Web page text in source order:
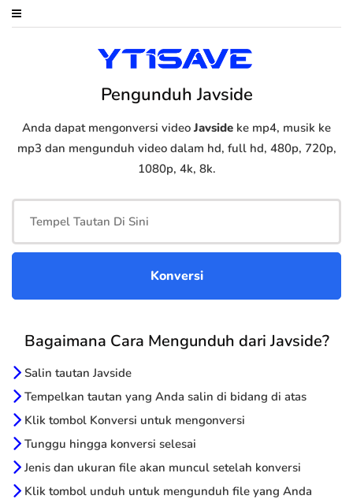
Pengunduh Javside
Anda dapat mengonversi videoJavside ke mp4, musik ke
mp3 dan mengunduh video dalam hd, full hd, 480p, 720p,
1080p, 4k, 8k.
Bagaimana Cara Mengunduh dari Javside?
Salin tautan Javside
Tempelkan tautan yang Anda salin di bidang di atas
Klik tombol Konversi untuk mengonversi
Tunggu hingga konversi selesai
Jenis dan ukuran file akan muncul setelah konversi
Klik tombol unduh untuk mengunduh file yang Anda